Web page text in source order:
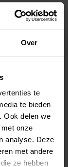
Over
te
te bieden
Ook delen we
onze
analyse. Deze
met andere
ze hebben
Crystal Bracelet